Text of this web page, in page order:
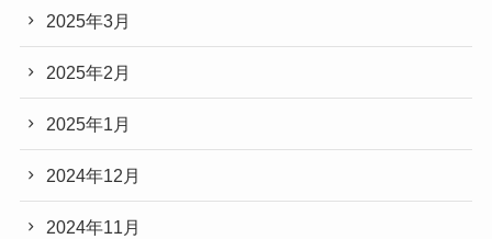
2025年3月
2025年2月
2025年1月
2024年12月
2024年11月